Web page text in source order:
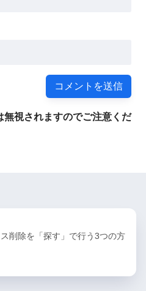
無視されますのでご注意くだ
削除を「探す」で行う3つの方